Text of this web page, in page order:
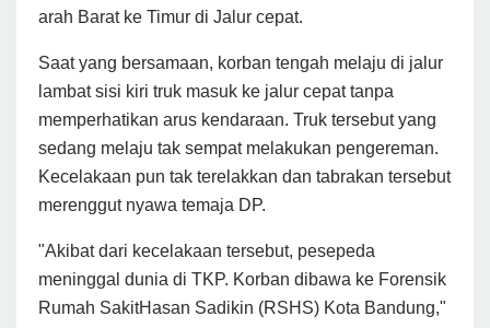
arah Barat ke Timur di Jalur cepat.
Saat yang bersamaan, korban tengah melaju di jalur
lambat sisi kiri truk masuk ke jalur cepat tanpa
memperhatikan arus kendaraan. Truk tersebut yang
sedang melaju tak sempat melakukan pengereman.
Kecelakaan pun tak terelakkan dan tabrakan tersebut
merenggut nyawa temaja DP.
"Akibat dari kecelakaan tersebut, pesepeda
meninggal dunia di TKP. Korban dibawa ke Forensik
Rumah SakitHasan Sadikin (RSHS) Kota Bandung,"